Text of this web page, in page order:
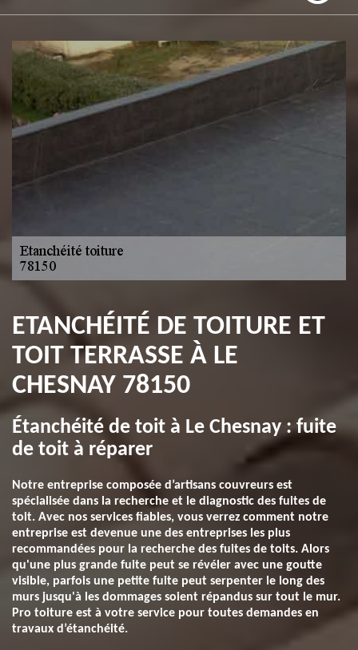
ETANCHÉITÉ DE TOITURE ET
TOIT TERRASSE À LE
CHESNAY 78150
Étanchéité de toit à Le Chesnay : fuite
de toit à réparer
Notre entreprise composée d’artisans couvreurs est
spécialisée dans la recherche et le diagnostic des fuites de
toit. Avec nos services fiables, vous verrez comment notre
entreprise est devenue une des entreprises les plus
recommandées pour la recherche des fuites de toits. Alors
qu'une plus grande fuite peut se révéler avec une goutte
visible, parfois une petite fuite peut serpenter le long des
murs jusqu'à les dommages soient répandus sur tout le mur.
Pro toiture est à votre service pour toutes demandes en
travaux d’étanchéité.